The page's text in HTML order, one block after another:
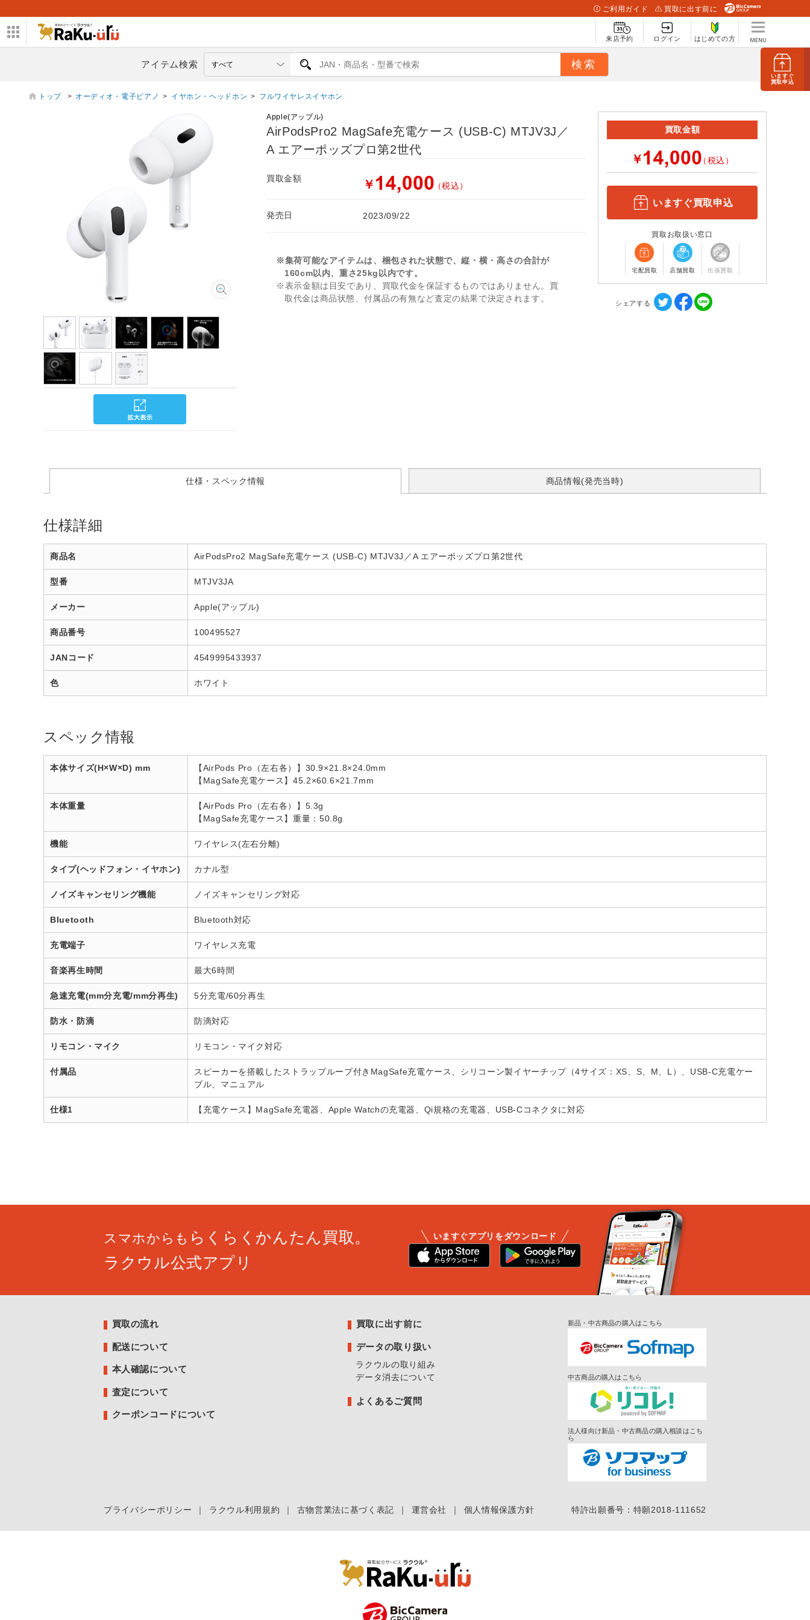
いますぐ
買取申込
ご利用ガイド 買取に出す前に
来店予約 ログイン はじめての方
アイテム検索
トップ > オーディオ・電子ピアノ > イヤホン・ヘッドホン > フルワイヤレスイヤホン
Apple(アップル)
AirPodsPro2 MagSafe充電ケース (USB-C) MTJV3J／
A エアーポッズプロ第2世代
買取金額 ￥ （税込）
発売日 2023/09/22
※集荷可能なアイテムは、梱包された状態で、縦・横・高さの合計が
160cm以内、重さ25kg以内です。
※表示金額は目安であり、買取代金を保証するものではありません。買
取代金は商品状態、付属品の有無など査定の結果で決定されます。
買取金額
￥ （税込）
いますぐ買取申込
買取お取扱い窓口
宅配買取 店舗買取 出張買取
シェアする
仕様・スペック情報 商品情報(発売当時)
仕様詳細
商品名 AirPodsPro2 MagSafe充電ケース (USB-C) MTJV3J／A エアーポッズプロ第2世代
型番 MTJV3JA
メーカー Apple(アップル)
商品番号 100495527
JANコード 4549995433937
色 ホワイト
スペック情報
本体サイズ(H×W×D) mm
【AirPods Pro（左右各）】30.9×21.8×24.0mm
【MagSafe充電ケース】45.2×60.6×21.7mm
本体重量
【AirPods Pro（左右各）】5.3g
【MagSafe充電ケース】重量：50.8g
機能 ワイヤレス(左右分離)
タイプ(ヘッドフォン・イヤホン) カナル型
ノイズキャンセリング機能 ノイズキャンセリング対応
Bluetooth Bluetooth対応
充電端子 ワイヤレス充電
音楽再生時間 最大6時間
急速充電(mm分充電/mm分再生) 5分充電/60分再生
防水・防滴 防滴対応
リモコン・マイク リモコン・マイク対応
付属品
スピーカーを搭載したストラップループ付きMagSafe充電ケース、シリコーン製イヤーチップ（4サイズ：XS、S、M、L）、USB-C充電ケー
ブル、マニュアル
仕様1 【充電ケース】MagSafe充電器、Apple Watchの充電器、Qi規格の充電器、USB-Cコネクタに対応
スマホからも らくらくかんたん買取。
ラクウル公式アプリ
いますぐアプリをダウンロード
買取の流れ
配送について
本人確認について
査定について
クーポンコードについて
買取に出す前に
データの取り扱い
ラクウルの取り組み
データ消去について
よくあるご質問
新品・中古商品の購入はこちら
中古商品の購入はこちら
法人様向け新品・中古商品の購入相談はこち
ら
プライバシーポリシー ｜ ラクウル利用規約 ｜ 古物営業法に基づく表記 ｜ 運営会社 ｜ 個人情報保護方針 特許出願番号：特願2018-111652